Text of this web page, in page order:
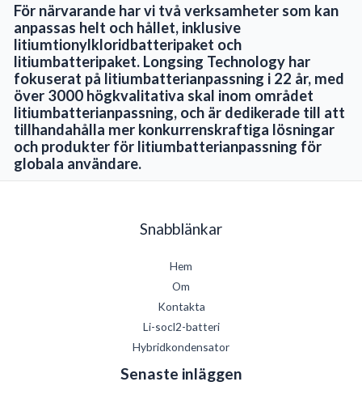
För närvarande har vi två verksamheter som kan
anpassas helt och hållet, inklusive
litiumtionylkloridbatteripaket och
litiumbatteripaket. Longsing Technology har
fokuserat på litiumbatterianpassning i 22 år, med
över 3000 högkvalitativa skal inom området
litiumbatterianpassning, och är dedikerade till att
tillhandahålla mer konkurrenskraftiga lösningar
och produkter för litiumbatterianpassning för
globala användare.
Snabblänkar
Hem
Om
Kontakta
Li-socl2-batteri
Hybridkondensator
Senaste inläggen